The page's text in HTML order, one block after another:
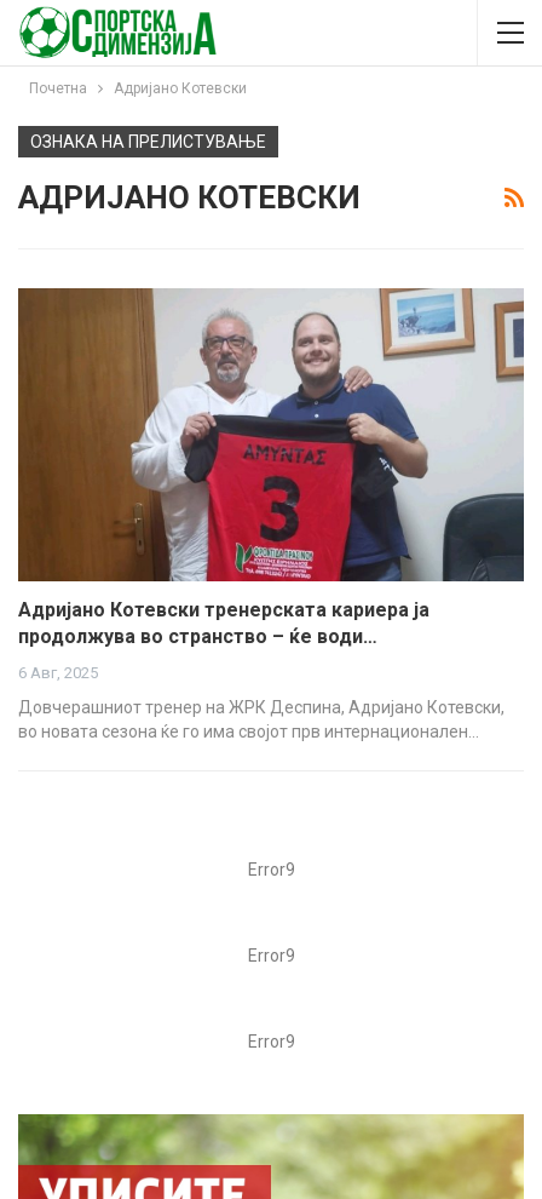
Почетна Адријано Котевски
ОЗНАКА НА ПРЕЛИСТУВАЊЕ
АДРИЈАНО КОТЕВСКИ
Адријано Котевски тренерската кариера ја
продолжува во странство – ќе води…
6 Авг, 2025
Довчерашниот тренер на ЖРК Деспина, Адријано Котевски,
во новата сезона ќе го има својот прв интернационален…
Error9
Error9
Error9